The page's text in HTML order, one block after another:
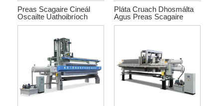
Preas Scagaire Cineál
Oscailte Uathoibríoch
Pláta Cruach Dhosmálta
Agus Preas Scagaire
Bileog